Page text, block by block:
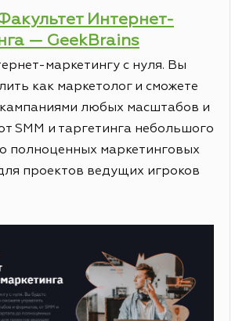
Интернет-
— GeekBrains
маркетингу с нуля. Вы
как маркетолог и сможете
любых масштабов и
SMM и таргетинга небольшого
полноценных маркетинговых
проектов ведущих игроков